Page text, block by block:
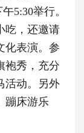
5:30举行。
吃，还邀请
化表演。参
袍秀，充分
活动。另外
蹦床游乐